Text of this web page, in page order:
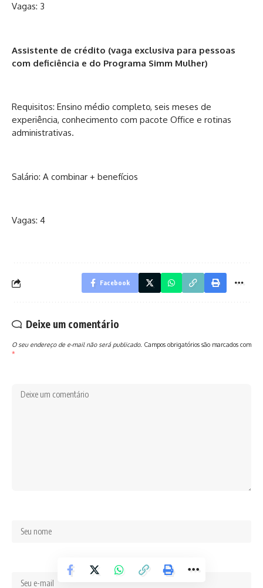
Vagas: 3
Assistente de crédito (vaga exclusiva para pessoas
com deficiência e do Programa Simm Mulher)
Requisitos: Ensino médio completo, seis meses de
experiência, conhecimento com pacote Office e rotinas
administrativas.
Salário: A combinar + benefícios
Vagas: 4
Facebook
Deixe um comentário
O seu endereço de e-mail não será publicado. Campos obrigatórios são marcados com
*